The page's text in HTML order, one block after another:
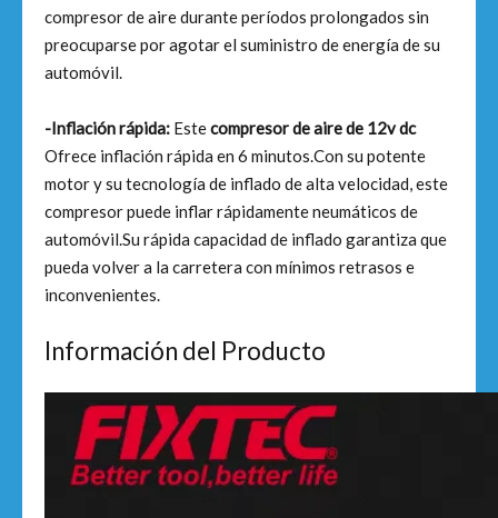
compresor de aire durante períodos prolongados sin
preocuparse por agotar el suministro de energía de su
automóvil.
-Inflación rápida: Estecompresor de aire de 12v dc
Ofrece inflación rápida en 6 minutos.Con su potente
motor y su tecnología de inflado de alta velocidad, este
compresor puede inflar rápidamente neumáticos de
automóvil.Su rápida capacidad de inflado garantiza que
pueda volver a la carretera con mínimos retrasos e
inconvenientes.
Información del Producto